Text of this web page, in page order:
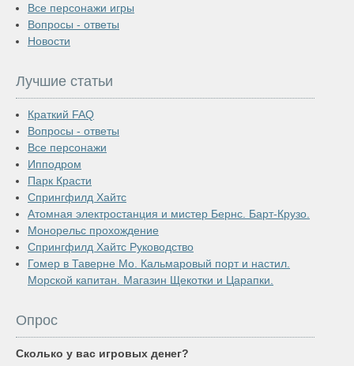
Все персонажи игры
Вопросы - ответы
Новости
Лучшие статьи
Краткий FAQ
Вопросы - ответы
Все персонажи
Ипподром
Парк Красти
Спрингфилд Хайтс
Атомная электростанция и мистер Бернс. Барт-Крузо.
Монорельс прохождение
Спрингфилд Хайтс Руководство
Гомер в Таверне Мо. Кальмаровый порт и настил.
Морской капитан. Магазин Щекотки и Царапки.
Опрос
Сколько у вас игровых денег?